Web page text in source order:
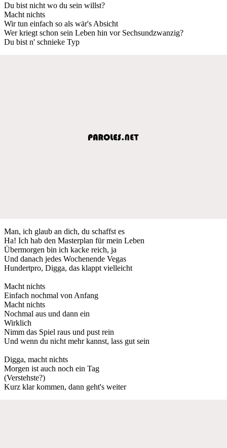
Du bist nicht wo du sein willst?
Macht nichts
Wir tun einfach so als wär's Absicht
Wer kriegt schon sein Leben hin vor Sechsundzwanzig?
Du bist n' schnieke Typ
Man, ich glaub an dich, du schaffst es
Ha! Ich hab den Masterplan für mein Leben
Übermorgen bin ich kacke reich, ja
Und danach jedes Wochenende Vegas
Hundertpro, Digga, das klappt vielleicht
Macht nichts
Einfach nochmal von Anfang
Macht nichts
Nochmal aus und dann ein
Wirklich
Nimm das Spiel raus und pust rein
Und wenn du nicht mehr kannst, lass gut sein
Digga, macht nichts
Morgen ist auch noch ein Tag
(Verstehste?)
Kurz klar kommen, dann geht's weiter